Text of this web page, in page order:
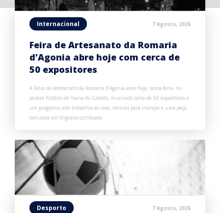
Internacional 7 Agosto, 2026
Feira de Artesanato da Romaria
d’Agonia abre hoje com cerca de
50 expositores
A Feira de Artesanato da Romaria d’Agonia abre hoje, sexta-feira, no
Jardim Público de Viana do Castelo, reunindo cerca de 50 expositores e
um programa com trabalhos ao vivo, oficinas para crianças e uma peça
exclusiva em filigrana certificada.
Desporto 7 Agosto, 2026